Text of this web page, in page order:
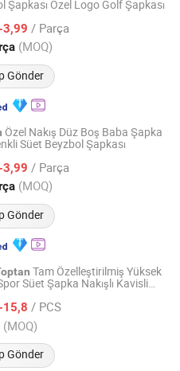
Şapkası Özel Logo Golf Şapkası
/ Parça
(MOQ)
Gönder
& Export Co., Ltd.
2024
Özel Nakış Düz Boş Baba Şapka
Süet Beyzbol Şapkası
/ Parça
(MOQ)
Gönder
& Export Co., Ltd.
2024
Tam Özelleştirilmiş Yüksek
Süet Şapka Nakışlı Kavisli
Erkekler için Şık Şapka
/ PCS
(MOQ)
Gönder
Co., Ltd.
Fiyat 2025